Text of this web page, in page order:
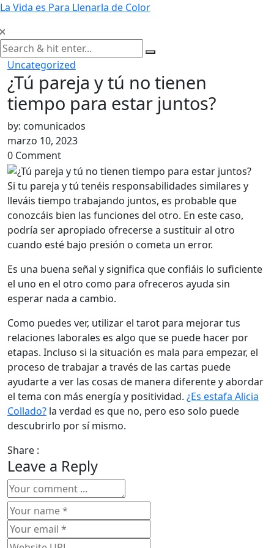
Skip
content
La Vida es Para Llenarla de Color
Uncategorized
¿Tú pareja y tú no tienen
tiempo para estar juntos?
by: comunicados
marzo 10, 2023
0 Comment
Si tu pareja y tú tenéis responsabilidades similares y
lleváis tiempo trabajando juntos, es probable que
conozcáis bien las funciones del otro. En este caso,
podría ser apropiado ofrecerse a sustituir al otro
cuando esté bajo presión o cometa un error.
Es una buena señal y significa que confiáis lo suficiente
el uno en el otro como para ofreceros ayuda sin
esperar nada a cambio.
Como puedes ver, utilizar el tarot para mejorar tus
relaciones laborales es algo que se puede hacer por
etapas. Incluso si la situación es mala para empezar, el
proceso de trabajar a través de las cartas puede
ayudarte a ver las cosas de manera diferente y abordar
el tema con más energía y positividad. ¿Es estafa Alicia
Collado? la verdad es que no, pero eso solo puede
descubrirlo por sí mismo.
Share :
Leave a Reply